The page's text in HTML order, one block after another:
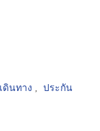
ดินทาง , ประกัน